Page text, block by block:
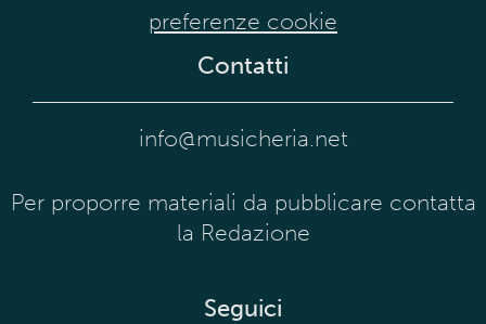
preferenze cookie
Contatti
info@musicheria.net
Per proporre materiali da pubblicare contatta
la Redazione
Seguici